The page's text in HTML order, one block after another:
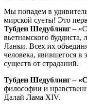
Мы попадем в
мирской суеты! Это
Тубден Шедублинг –
вьетнамского
Ланки. Всех их
человека, явившегося
существ от страданий.
Тубден Шедублинг –
философии и
Далай Лама XIV.